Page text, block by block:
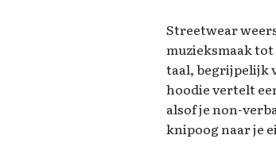
Streetwear
muzieksmaak
taal, begrijpelijk
hoodie vertelt
alsof je non-
knipoog naar je